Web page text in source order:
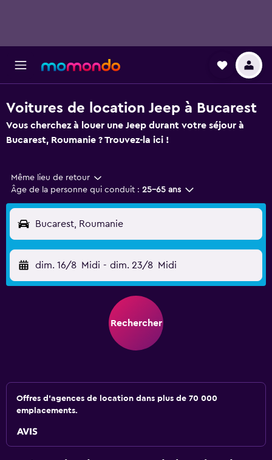
Voitures de location Jeep à Bucarest
Vous cherchez à louer une Jeep durant votre séjour à
Bucarest, Roumanie ? Trouvez-la ici !
Même lieu de retour
Âge de la personne qui conduit : 25-65 ans
Bucarest, Roumanie
dim. 16/8 Midi - dim. 23/8 Midi
Rechercher
Offres d’agences de location dans plus de 70 000
emplacements.